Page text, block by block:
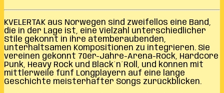
KVELERTAK aus Norwegen sind zweifellos eine Band,
die in der Lage ist, eine Vielzahl unterschiedlicher
Stile gekonnt in ihre atemberaubenden,
unterhaltsamen Kompositionen zu integrieren. Sie
vereinen gekonnt 70er-Jahre-Arena-Rock, Hardcore
Punk, Heavy Rock und Black`n´Roll, und können mit
mittlerweile fünf Longplayern auf eine lange
Geschichte meisterhafter Songs zurückblicken.